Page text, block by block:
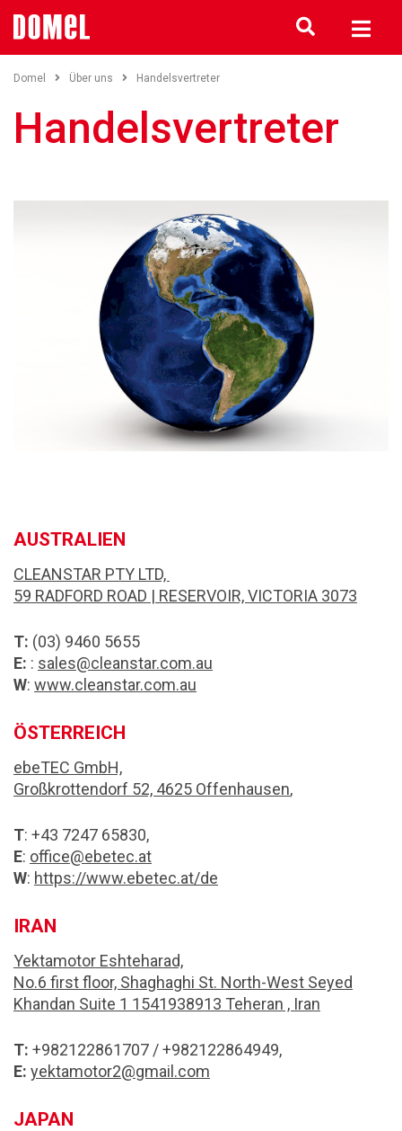
Domel Über uns Handelsvertreter
Handelsvertreter
AUSTRALIEN
CLEANSTAR PTY LTD,
59 RADFORD ROAD | RESERVOIR, VICTORIA 3073
T: (03) 9460 5655
E: : sales@cleanstar.com.au
W: www.cleanstar.com.au
ÖSTERREICH
ebeTEC GmbH,
Großkrottendorf 52, 4625 Offenhausen,
T: +43 7247 65830,
E: office@ebetec.at
W: https://www.ebetec.at/de
IRAN
Yektamotor Eshteharad,
No.6 first floor, Shaghaghi St. North-West Seyed
Khandan Suite 1 1541938913 Teheran , Iran
T: +982122861707 / +982122864949,
E: yektamotor2@gmail.com
JAPAN